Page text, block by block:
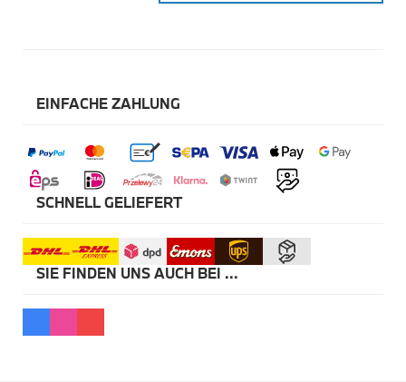
MINI Kinder
MINI 60 Years
Motorrad Lifestyle
BMW M Performance
BMW M Performance Power Kit
BMW M Performance Lenkrad
BMW M Performance Heckspoiler
EINFACHE ZAHLUNG
SCHNELL GELIEFERT
SIE FINDEN UNS AUCH BEI ...